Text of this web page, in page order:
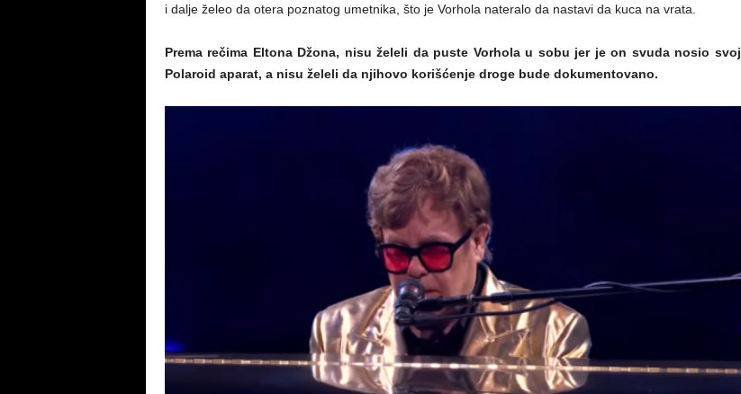
i dalje želeo da otera poznatog umetnika, što je Vorhola nateralo da nastavi da kuca na vrata.
Prema rečima Eltona Džona, nisu želeli da puste Vorhola u sobu jer je on svuda nosio svoj
Polaroid aparat, a nisu želeli da njihovo korišćenje droge bude dokumentovano.